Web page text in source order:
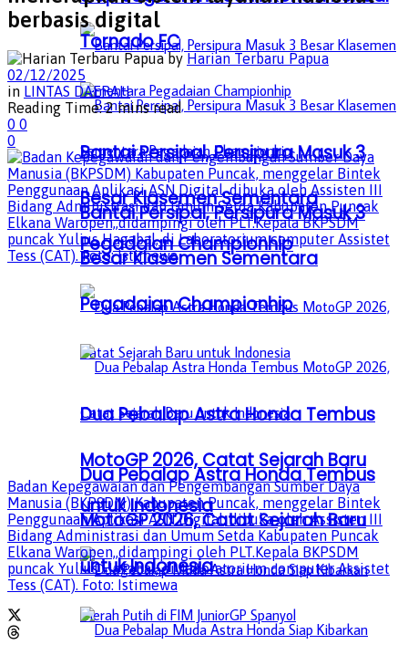
Bantai Persipal, Persipura Masuk 3
Besar Klasemen Sementara
Pegadaian Championhip
Dua Pebalap Astra Honda Tembus
MotoGP 2026, Catat Sejarah Baru
untuk Indonesia
Tornado FC
Bantai Persipal, Persipura Masuk 3
Besar Klasemen Sementara
Pegadaian Championhip
Dua Pebalap Astra Honda Tembus
MotoGP 2026, Catat Sejarah Baru
untuk Indonesia
berbasis digital
by Harian Terbaru Papua
02/12/2025
in LINTAS DAERAH
Reading Time: 2 mins read
0 0
0
Badan Kepegawaian dan Pengembangan Sumber Daya
Manusia (BKPSDM) Kabupaten Puncak, menggelar Bintek
Penggunaan Aplikasi ASN Digital, dibuka oleh Assisten III
Bidang Administrasi dan Umum Setda Kabupaten Puncak
Elkana Waropen,,didampingi oleh PLT.Kepala BKPSDM
puncak Yulius Hagabal, di Laboratorium computer Assistet
Tess (CAT). Foto: Istimewa